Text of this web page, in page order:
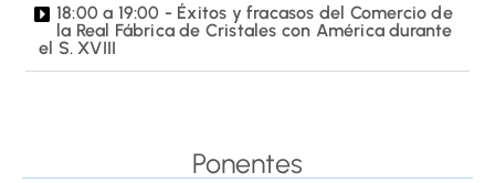
18:00 a 19:00 - Éxitos y fracasos del Comercio de
la Real Fábrica de Cristales con América durante
el S. XVIII
Ponentes